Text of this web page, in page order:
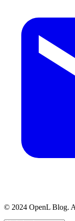
© 2024 OpenL Blog.